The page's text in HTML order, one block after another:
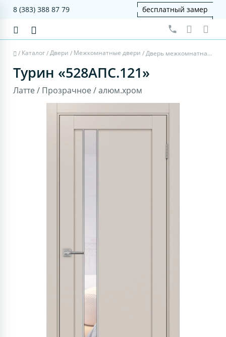
8 (383) 388 87 79 бесплатный замер
/ Каталог/Двери / Межкомнатные двери / Дверь межкомнатная Турин 528AПС.121 - латте, прозрачное, алюм.хром
Турин «528AПС.121»
Латте / Прозрачное / алюм.хром